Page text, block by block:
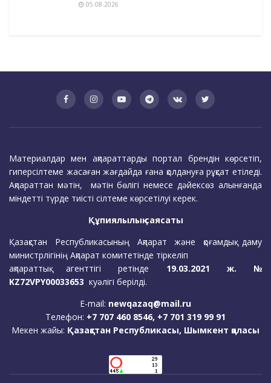
05.08.2026
Материалдар мен ақпараттарды портал брендін көрсетіп,
гиперсілтеме жасаған жағдайда ғана қолдануға рұқсат етіледі.
Ақпараттан мәтін, мәтін бөлігі немесе дәйексөз алынғанда
міндетті түрде тиісті сілтеме көрсетілуі керек.
Құпиялылық саясаты
Қазақстан Республикасының Ақпарат және қоғамдық даму
министрлігінің Ақпарат комитетінде тіркеліп
ақпараттық агенттігі ретінде 19.03.2021 ж. №
KZ72VPY00033653 куәлігі берілді.
E-mail: newqazaq@mail.ru
Телефон: +7 707 460 8546, +7 701 319 99 91
Мекен жайы: Қазақстан Республикасы, Шымкент қаласы